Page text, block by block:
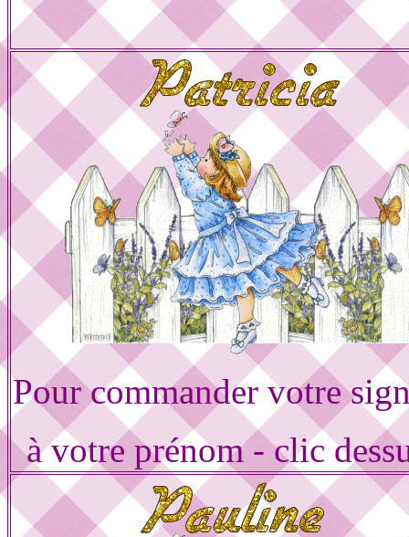
Pour commander votre
à votre prénom - clic